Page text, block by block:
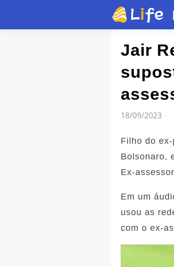
Jair
18/09/2023
Filho do
Bolsonaro,
Ex-
Em um
usou as
com o ex-
Artigo
Vídeos
Flash news